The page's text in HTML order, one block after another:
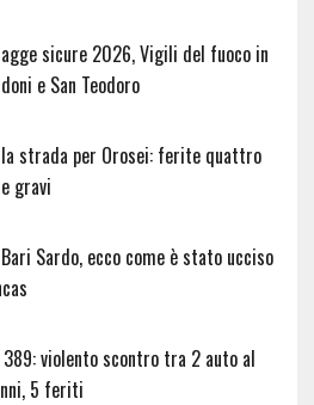
sicure 2026, Vigili del fuoco in
e San Teodoro
strada per Orosei: ferite quattro
gravi
Sardo, ecco come è stato ucciso
389: violento scontro tra 2 auto al
5 feriti